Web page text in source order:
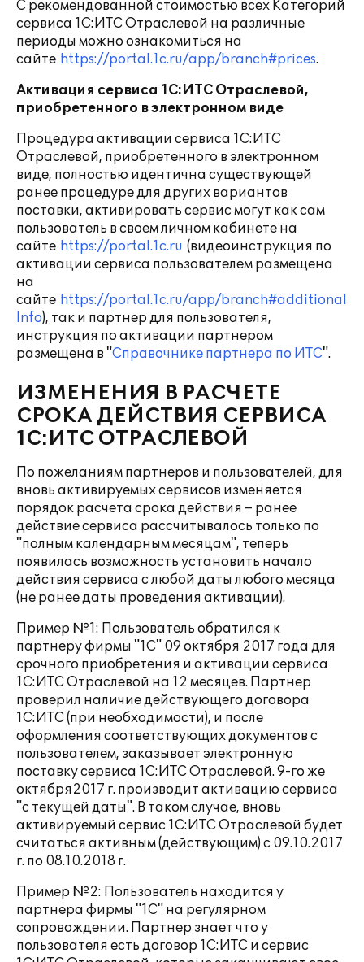
С рекомендованной стоимостью всех Категорий
сервиса 1С:ИТС Отраслевой на различные
периоды можно ознакомиться на
сайте https://portal.1c.ru/app/branch#prices.
Активация сервиса 1С:ИТС Отраслевой,
приобретенного в электронном виде
Процедура активации сервиса 1С:ИТС
Отраслевой, приобретенного в электронном
виде, полностью идентична существующей
ранее процедуре для других вариантов
поставки, активировать сервис могут как сам
пользователь в своем личном кабинете на
сайте https://portal.1c.ru (видеоинструкция по
активации сервиса пользователем размещена
на
сайте https://portal.1c.ru/app/branch#additional
Info), так и партнер для пользователя,
инструкция по активации партнером
размещена в "Справочнике партнера по ИТС".
ИЗМЕНЕНИЯ В РАСЧЕТЕ
СРОКА ДЕЙСТВИЯ СЕРВИСА
1С:ИТС ОТРАСЛЕВОЙ
По пожеланиям партнеров и пользователей, для
вновь активируемых сервисов изменяется
порядок расчета срока действия – ранее
действие сервиса рассчитывалось только по
"полным календарным месяцам", теперь
появилась возможность установить начало
действия сервиса с любой даты любого месяца
(не ранее даты проведения активации).
Пример №1: Пользователь обратился к
партнеру фирмы "1С" 09 октября 2017 года для
срочного приобретения и активации сервиса
1С:ИТС Отраслевой на 12 месяцев. Партнер
проверил наличие действующего договора
1С:ИТС (при необходимости), и после
оформления соответствующих документов с
пользователем, заказывает электронную
поставку сервиса 1С:ИТС Отраслевой. 9-го же
октября2017 г. производит активацию сервиса
"с текущей даты". В таком случае, вновь
активируемый сервис 1С:ИТС Отраслевой будет
считаться активным (действующим) с 09.10.2017
г. по 08.10.2018 г.
Пример №2: Пользователь находится у
партнера фирмы "1С" на регулярном
сопровождении. Партнер знает что у
пользователя есть договор 1С:ИТС и сервис